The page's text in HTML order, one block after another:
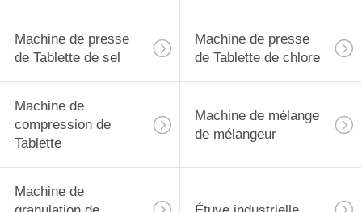
Machine de presse
de Tablette de sel
Machine de presse
de Tablette de chlore
Machine de
compression de
Tablette
Machine de mélange
de mélangeur
Machine de